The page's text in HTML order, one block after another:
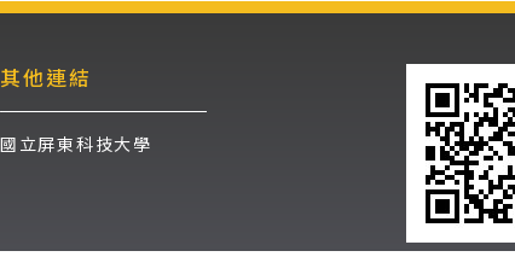
其他連結
國立屏東科技大學